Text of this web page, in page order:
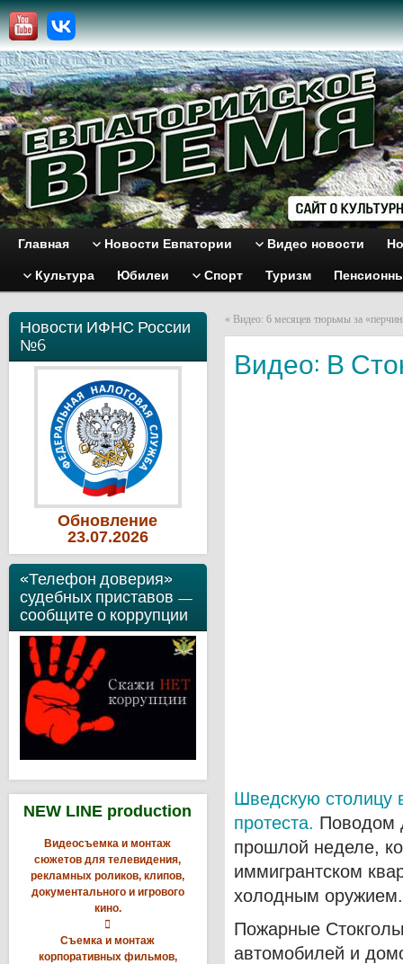
Главная Новости Евпатории Видео новости
Культура Юбилеи Спорт Туризм
Новости ИФНС России
№6
Обновление
23.07.2026
«Телефон доверия»
судебных приставов —
сообщите о коррупции
NEW LINE production
Видеосъемка и монтаж
сюжетов для телевидения,
рекламных роликов, клипов,
документального и игрового
кино.

Съемка и монтаж
корпоративных фильмов,
« Видео: 6 месяцев тюрьмы за
Видео: В
Шведскую столицу
протеста. Поводом
прошлой неделе,
иммигрантском
холодным оружием.
Пожарные
автомобилей и